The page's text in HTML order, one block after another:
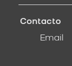
Contacto
Email